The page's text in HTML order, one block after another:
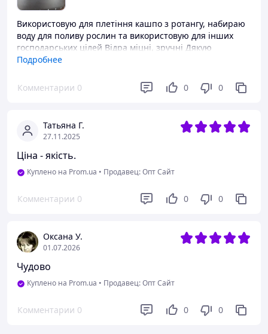
Використовую для плетіння кашпо з ротангу, набираю
воду для поливу рослин та використовую для інших
господарських цілей Відра міцні, зручні Дякую
виробникам
Не тріскається при виготовленні отворів, які треба при
Недостатки
Все влаштовує
Подробнее
Комментарии 0 0 0
Татьяна Г.
27.11.2025
Ціна - якість.
Куплено на Prom.ua • Продавец: Опт Сайт
Комментарии 0 0 0
Оксана У.
01.07.2026
Чудово
Куплено на Prom.ua • Продавец: Опт Сайт
Комментарии 0 0 0